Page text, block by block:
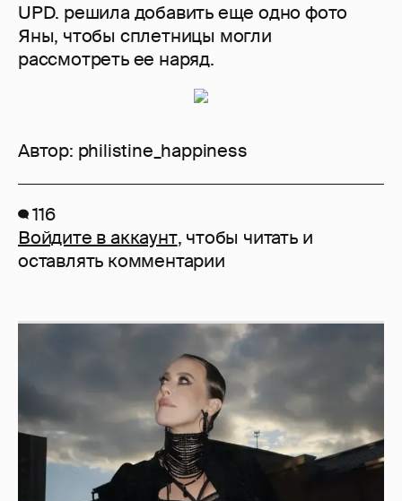
UPD. решила добавить еще одно фото
Яны, чтобы сплетницы могли
рассмотреть ее наряд.
Автор: philistine_happiness
116
Войдите в аккаунт, чтобы читать и
оставлять комментарии